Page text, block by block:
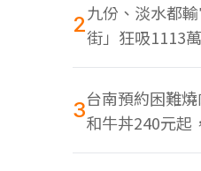
2九份、淡水都
街」狂吸1113
色美食多
3台南預約困難
和牛丼240元起
地點曝光